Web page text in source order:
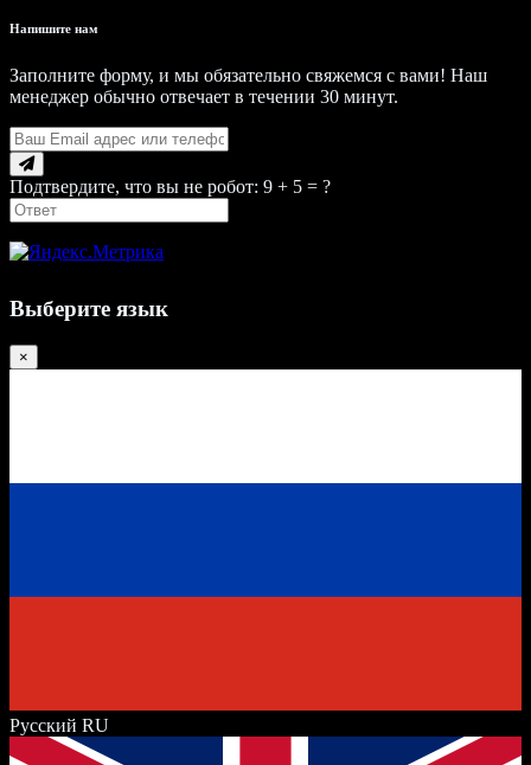
Напишите нам
Заполните форму, и мы обязательно свяжемся с вами! Наш
менеджер обычно отвечает в течении 30 минут.
Подтвердите, что вы не робот: 9 + 5 = ?
Выберите язык
×
Русский RU